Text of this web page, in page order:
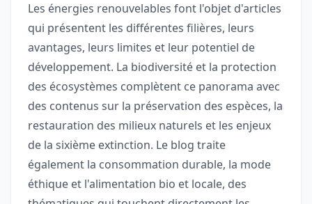
Les énergies renouvelables font l'objet d'articles
qui présentent les différentes filières, leurs
avantages, leurs limites et leur potentiel de
développement. La biodiversité et la protection
des écosystèmes complètent ce panorama avec
des contenus sur la préservation des espèces, la
restauration des milieux naturels et les enjeux
de la sixième extinction. Le blog traite
également la consommation durable, la mode
éthique et l'alimentation bio et locale, des